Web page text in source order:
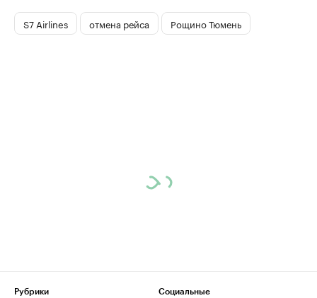
S7 Airlines отмена рейса Рощино Тюмень
Рубрики
Социальные